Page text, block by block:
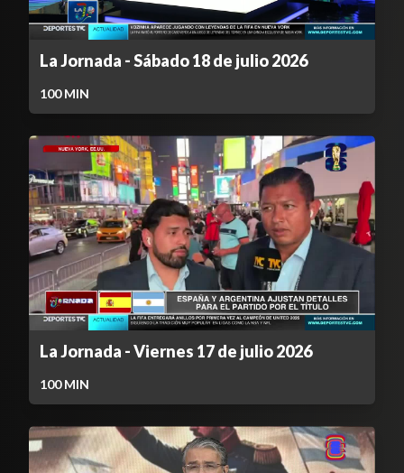
La Jornada - Sábado 18 de julio 2026
100MIN
La Jornada - Viernes 17 de julio 2026
100MIN